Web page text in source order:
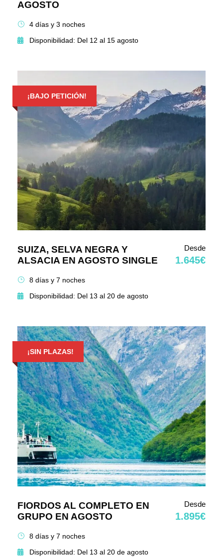
AGOSTO
4 días y 3 noches
Disponibilidad: Del 12 al 15 agosto
¡BAJO PETICIÓN!
SUIZA, SELVA NEGRA Y
ALSACIA EN AGOSTO SINGLE
Desde
1.645€
8 días y 7 noches
Disponibilidad: Del 13 al 20 de agosto
¡SIN PLAZAS!
FIORDOS AL COMPLETO EN
GRUPO EN AGOSTO
Desde
1.895€
8 días y 7 noches
Disponibilidad: Del 13 al 20 de agosto